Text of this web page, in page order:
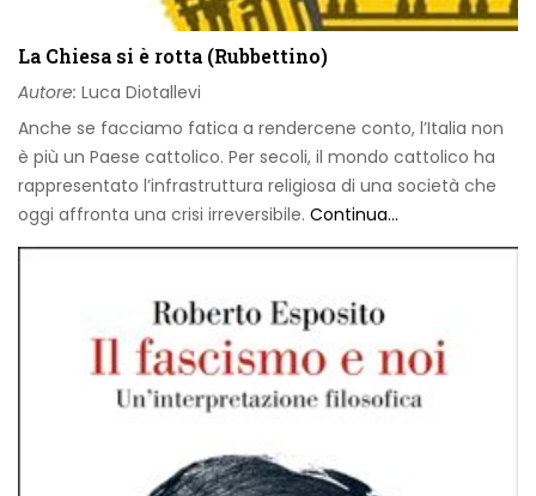
La Chiesa si è rotta (Rubbettino)
Autore: Luca Diotallevi
Anche se facciamo fatica a rendercene conto, l’Italia non
è più un Paese cattolico. Per secoli, il mondo cattolico ha
rappresentato l’infrastruttura religiosa di una società che
oggi affronta una crisi irreversibile. Continua...